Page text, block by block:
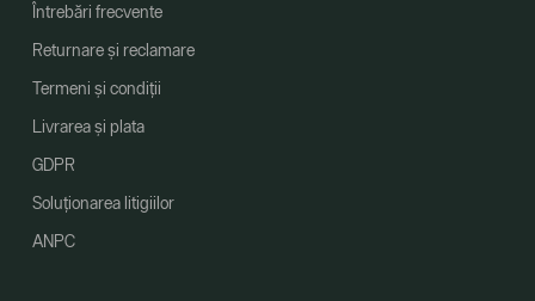
Întrebări frecvente
Returnare și reclamare
Termeni și condiții
Livrarea și plata
GDPR
Soluționarea litigiilor
ANPC